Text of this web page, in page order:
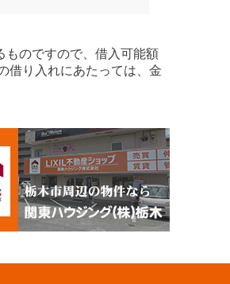
ものですので、借入可能額
借り入れにあたっては、金